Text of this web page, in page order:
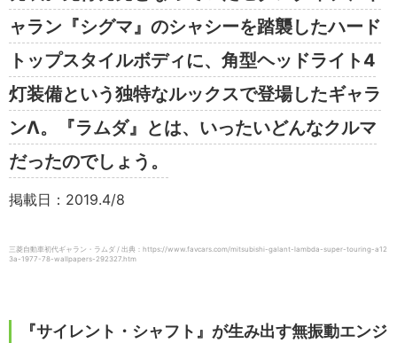
ャラン『シグマ』のシャシーを踏襲したハード
トップスタイルボディに、角型ヘッドライト4
灯装備という独特なルックスで登場したギャラ
ンΛ。『ラムダ』とは、いったいどんなクルマ
だったのでしょう。
掲載日：2019.4/8
三菱自動車初代ギャラン・ラムダ / 出典：https://www.favcars.com/mitsubishi-galant-lambda-super-touring-a12
3a-1977-78-wallpapers-292327.htm
『サイレント・シャフト』が生み出す無振動エンジ